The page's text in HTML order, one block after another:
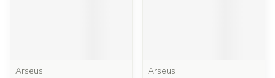
Arseus
Arseus